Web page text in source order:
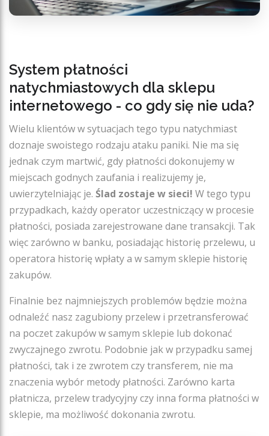
System płatności
natychmiastowych dla sklepu
internetowego - co gdy się nie uda?
Wielu klientów w sytuacjach tego typu natychmiast
doznaje swoistego rodzaju ataku paniki. Nie ma się
jednak czym martwić, gdy płatności dokonujemy w
miejscach godnych zaufania i realizujemy je,
uwierzytelniając je. Ślad zostaje w sieci! W tego typu
przypadkach, każdy operator uczestniczący w procesie
płatności, posiada zarejestrowane dane transakcji. Tak
więc zarówno w banku, posiadając historię przelewu, u
operatora historię wpłaty a w samym sklepie historię
zakupów.
Finalnie bez najmniejszych problemów będzie można
odnaleźć nasz zagubiony przelew i przetransferować
na poczet zakupów w samym sklepie lub dokonać
zwyczajnego zwrotu. Podobnie jak w przypadku samej
płatności, tak i ze zwrotem czy transferem, nie ma
znaczenia wybór metody płatności. Zarówno karta
płatnicza, przelew tradycyjny czy inna forma płatności w
sklepie, ma możliwość dokonania zwrotu.